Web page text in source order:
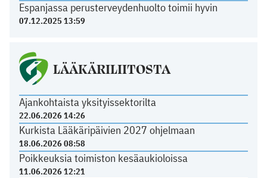
Espanjassa perusterveydenhuolto toimii hyvin
07.12.2025 13:59
LÄÄKÄRILIITOSTA
Ajankohtaista yksityissektorilta
22.06.2026 14:26
Kurkista Lääkäripäivien 2027 ohjelmaan
18.06.2026 08:58
Poikkeuksia toimiston kesäaukioloissa
11.06.2026 12:21